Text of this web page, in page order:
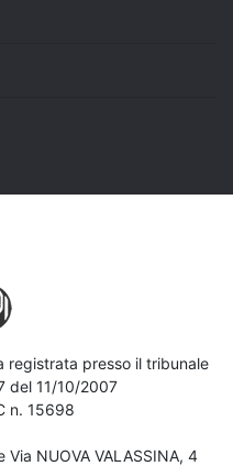
registrata presso il tribunale
del 11/10/2007
n. 15698
Via NUOVA VALASSINA, 4